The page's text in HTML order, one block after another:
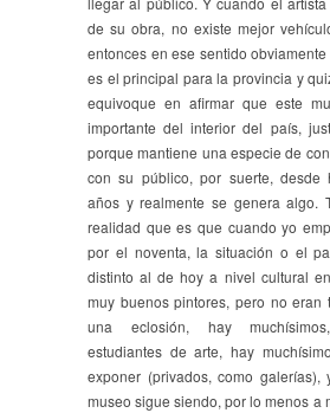
de su obra, no existe mejor
entonces en ese sentido
es el principal para la provincia y
equivoque en afirmar que este
importante del interior del país,
porque mantiene una especie de
con su público, por suerte, desde
años y realmente se genera algo.
realidad que es que cuando yo
por el noventa, la situación o el
distinto al de hoy a nivel cultural
muy buenos pintores, pero no eran
una eclosión, hay
estudiantes de arte, hay
exponer (privados, como galerías),
museo sigue siendo, por lo menos a